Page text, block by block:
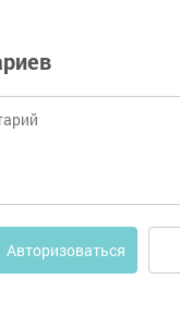
Авторизоваться